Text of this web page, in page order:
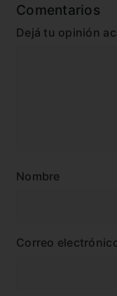
Comentarios
Dejá tu opinión
Nombre
Correo